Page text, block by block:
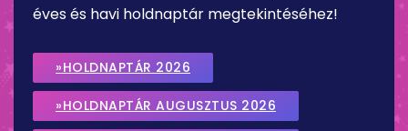
éves és havi holdnaptár megtekintéséhez!
»HOLDNAPTÁR 2026
»HOLDNAPTÁR AUGUSZTUS 2026